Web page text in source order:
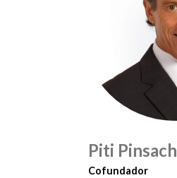
Piti Pinsach
Cofundador